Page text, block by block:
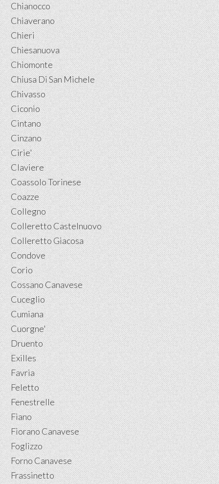
Chianocco
Chiaverano
Chieri
Chiesanuova
Chiomonte
Chiusa Di San Michele
Chivasso
Ciconio
Cintano
Cinzano
Cirie'
Claviere
Coassolo Torinese
Coazze
Collegno
Colleretto Castelnuovo
Colleretto Giacosa
Condove
Corio
Cossano Canavese
Cuceglio
Cumiana
Cuorgne'
Druento
Exilles
Favria
Feletto
Fenestrelle
Fiano
Fiorano Canavese
Foglizzo
Forno Canavese
Frassinetto